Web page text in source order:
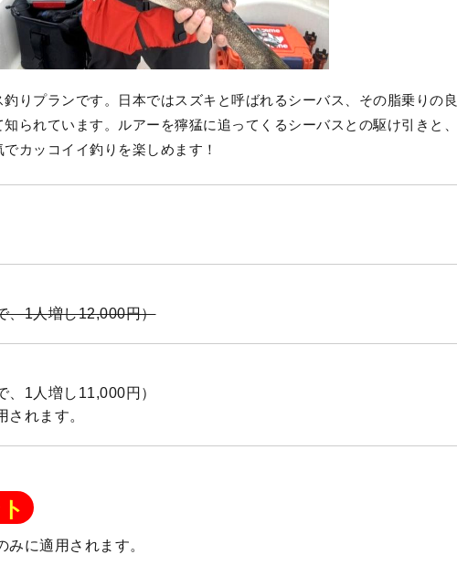
りプランです。日本ではスズキと呼ばれるシーバス、その脂乗りの良
られています。ルアーを獰猛に追ってくるシーバスとの駆け引きと、
カッコイイ釣りを楽しめます！
、1人増し12,000円）
1人増し11,000円）
れます。
に適用されます。